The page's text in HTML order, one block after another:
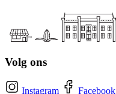
Volg ons
Instagram Facebook